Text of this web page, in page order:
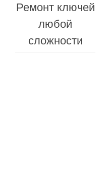
Ремонт ключей
любой
сложности